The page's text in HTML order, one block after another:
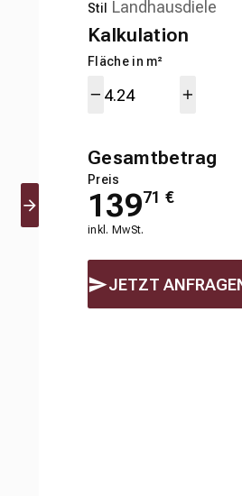
Stil
Kalkulation
Fläche in m²
Gesamtbetrag
Preis
13971 €
inkl. MwSt.
JETZT